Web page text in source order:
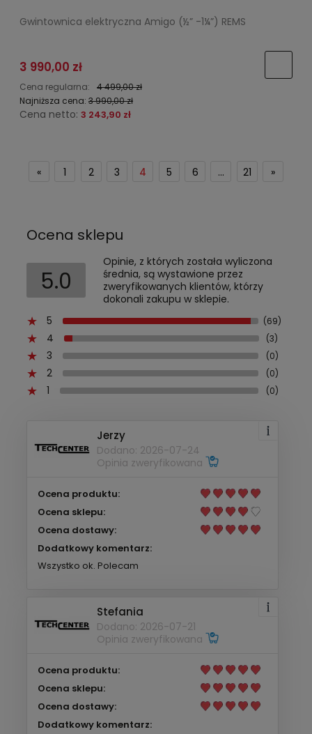
Gwintownica elektryczna Amigo (½” -1¼”) REMS
3 990,00 zł
Cena regularna:
4 499,00 zł
Najniższa cena: 3 990,00 zł
Cena netto: 3 243,90 zł
« 1 2 3 4 5 6 ... 21 »
Ocena sklepu
5.0
Opinie, z których została wyliczona
średnia, są wystawione przez
zweryfikowanych klientów, którzy
dokonali zakupu w sklepie.
5
(69)
4 (3)
3 (0)
2 (0)
1 (0)
Jerzy
Dodano: 2026-07-24
Opinia zweryfikowana
Ocena produktu:
Ocena sklepu:
Ocena dostawy:
Dodatkowy komentarz:
Wszystko ok. Polecam
Stefania
Dodano: 2026-07-21
Opinia zweryfikowana
Ocena produktu:
Ocena sklepu:
Ocena dostawy:
Dodatkowy komentarz: